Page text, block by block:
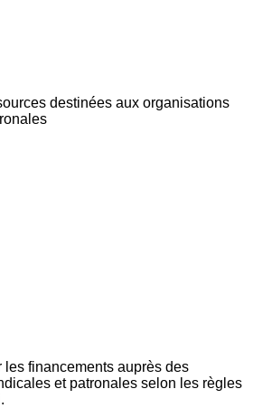
destinées aux organisations
les financements auprès des
et patronales selon les règles